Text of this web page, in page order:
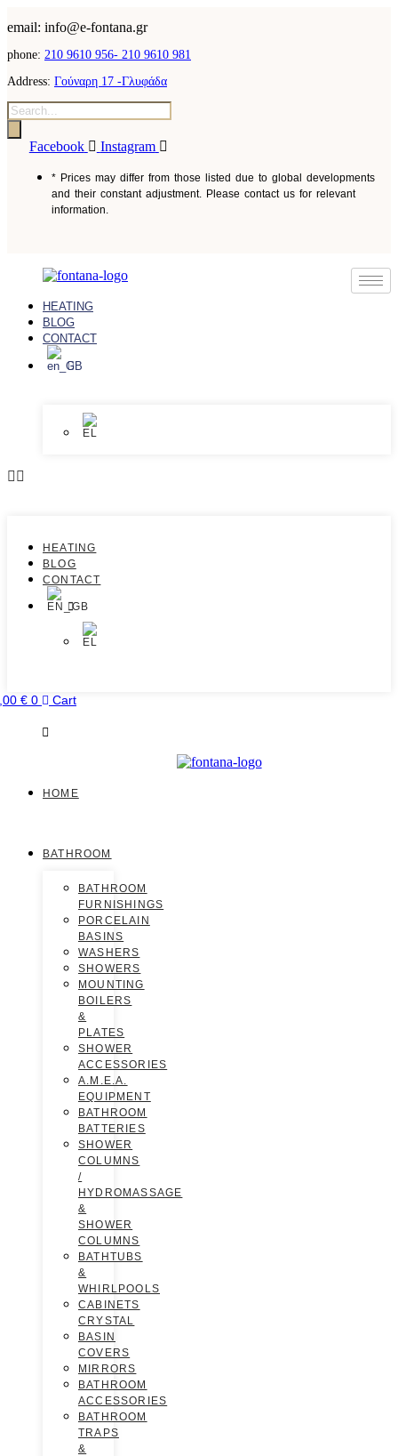
email: info@e-fontana.gr
phone: 210 9610 956- 210 9610 981
Address: Γούναρη 17 -Γλυφάδα
Facebook Instagram
* Prices may differ from those listed due to global developments
and their constant adjustment. Please contact us for relevant
information.
HEATING
BLOG
CONTACT
HEATING
BLOG
CONTACT
€ 0 Cart
HOME
BATHROOM
BATHROOM
FURNISHINGS
PORCELAIN
BASINS
WASHERS
SHOWERS
MOUNTING
BOILERS
&
PLATES
SHOWER
ACCESSORIES
A.M.E.A.
EQUIPMENT
BATHROOM
BATTERIES
SHOWER
COLUMNS
/
HYDROMASSAGE
&
SHOWER
COLUMNS
BATHTUBS
&
WHIRLPOOLS
CABINETS
CRYSTAL
BASIN
COVERS
MIRRORS
BATHROOM
ACCESSORIES
BATHROOM
TRAPS
&